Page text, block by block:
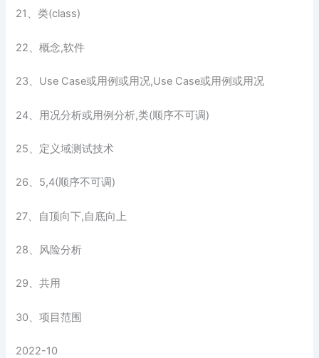
21、类(class)
22、概念,软件
23、Use Case或用例或用况,Use Case或用例或用况
24、用况分析或用例分析,类(顺序不可调)
25、定义域测试技术
26、5,4(顺序不可调)
27、自顶向下,自底向上
28、风险分析
29、共用
30、项目范围
2022-10